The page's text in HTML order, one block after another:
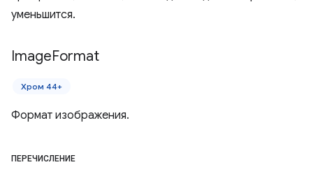
уменьшится.
ImageFormat
Хром 44+
Формат изображения.
ПЕРЕЧИСЛЕНИЕ